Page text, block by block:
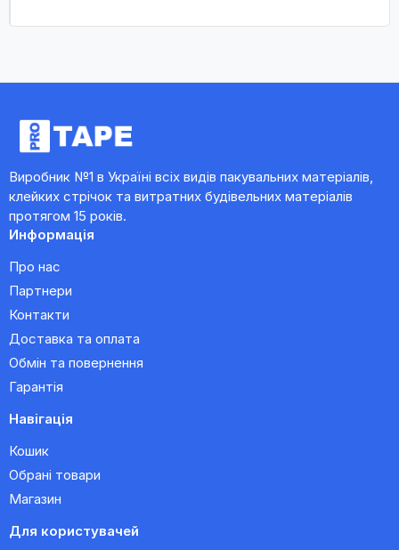
Виробник №1 в Україні всіх видів пакувальних матеріалів,
клейких стрічок та витратних будівельних матеріалів
протягом 15 років.
Информація
Про нас
Партнери
Контакти
Доставка та оплата
Обмін та повернення
Гарантія
Навігація
Кошик
Обрані товари
Магазин
Для користувачей